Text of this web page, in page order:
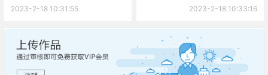
2023-2-18 10:31:55 2023-2-18 10:33:16